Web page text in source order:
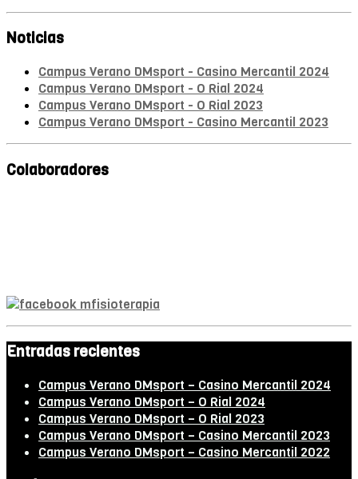
Noticias
Campus Verano DMsport - Casino Mercantil 2024
Campus Verano DMsport - O Rial 2024
Campus Verano DMsport - O Rial 2023
Campus Verano DMsport - Casino Mercantil 2023
Colaboradores
Entradas recientes
Campus Verano DMsport – Casino Mercantil 2024
Campus Verano DMsport – O Rial 2024
Campus Verano DMsport – O Rial 2023
Campus Verano DMsport – Casino Mercantil 2023
Campus Verano DMsport – Casino Mercantil 2022